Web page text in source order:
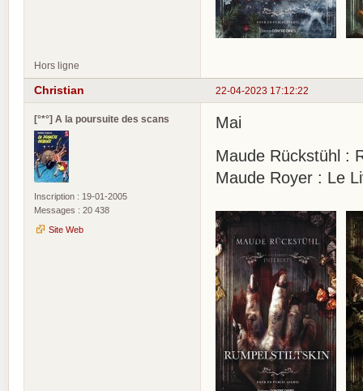
Hors ligne
22-04-2023 17:12:22
Christian
[°*°] A la poursuite des scans
Inscription : 19-01-2005
Messages : 20 438
Site Web
Mai
Maude Rückstühl :
Maude Royer : Le